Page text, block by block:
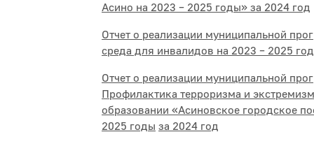
Асино на 2023 – 2025 годы» за 2024 год
Отчет о реализации муниципальной
среда для инвалидов на 2023 – 2025
Отчет о реализации муниципальной
Профилактика терроризма и
образовании «Асиновское городское
2025 годы за 2024 год